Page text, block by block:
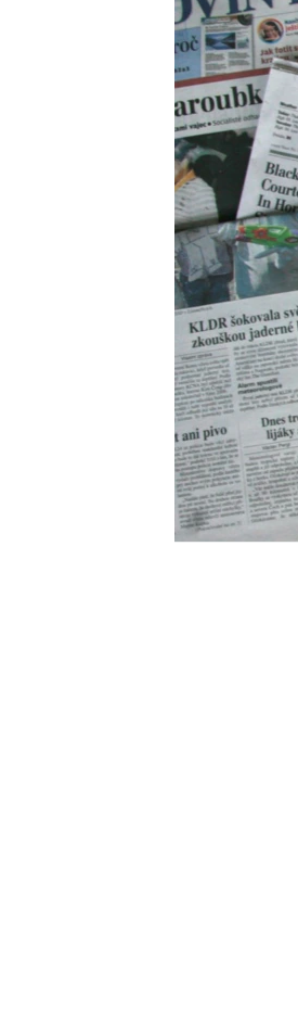
КРЫМ.НЕПОКОРЕННЫЙ
УКРАИНСКАЯ ПРОБЛЕМА КРЫМА